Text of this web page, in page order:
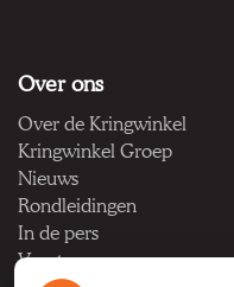
Over ons
Over de Kringwinkel
Kringwinkel Groep
Nieuws
Rondleidingen
In de pers
Vacatures